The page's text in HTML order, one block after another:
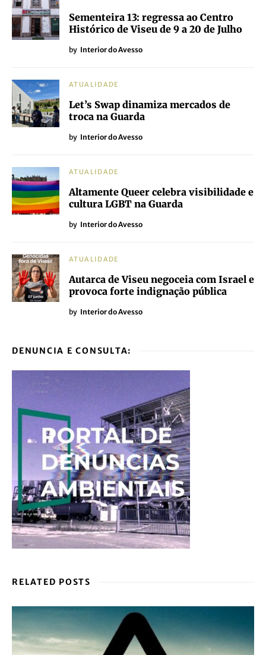
Sementeira 13: regressa ao Centro
Histórico de Viseu de 9 a 20 de Julho
by Interior do Avesso
ATUALIDADE
Let’s Swap dinamiza mercados de
troca na Guarda
by Interior do Avesso
ATUALIDADE
Altamente Queer celebra visibilidade e
cultura LGBT na Guarda
by Interior do Avesso
ATUALIDADE
Autarca de Viseu negoceia com Israel e
provoca forte indignação pública
by Interior do Avesso
DENUNCIA E CONSULTA:
RELATED POSTS